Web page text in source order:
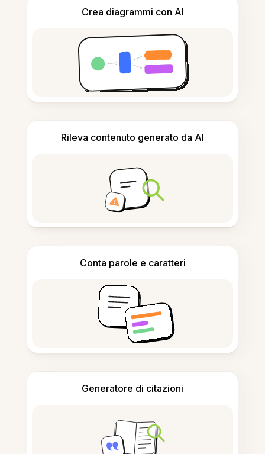
Crea diagrammi con AI
Rileva contenuto generato da AI
Conta parole e caratteri
Generatore di citazioni